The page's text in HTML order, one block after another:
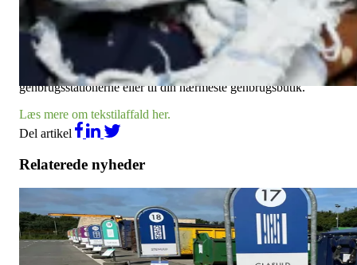
Tekstilaffald er tekstiler, der er for dårlige til at blive genbrugt. Det
kan være slidt, hullet eller plettet tøj. Tekstilaffald er også f.eks.
sengelinned, håndklæder, gardiner, plaider, duge, dyner og puder.
Du kan selvfølgelig stadig aflevere tøj og sko til genbrug på
genbrugsstationerne eller til din nærmeste genbrugsbutik.
Læs mere om tekstilaffald her.
Del artikel
Relaterede nyheder